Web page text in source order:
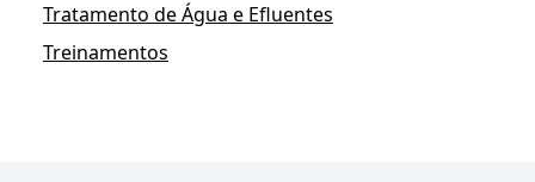
Tratamento de Água e Efluentes
Treinamentos